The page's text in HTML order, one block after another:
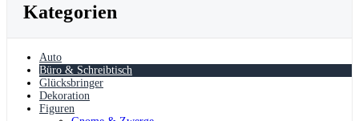
Kategorien
Auto
Büro & Schreibtisch
Glücksbringer
Dekoration
Figuren